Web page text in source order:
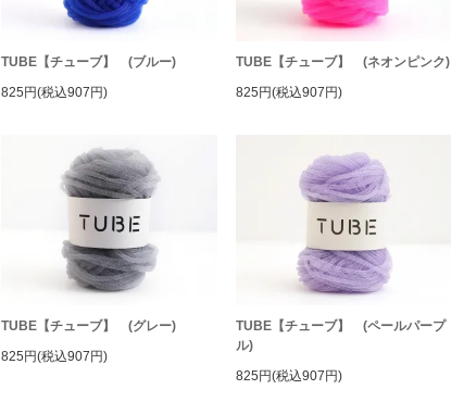
TUBE【チューブ】 (ブルー)
825円(税込907円)
TUBE【チューブ】 (ネオンピンク)
825円(税込907円)
TUBE【チューブ】 (グレー)
825円(税込907円)
TUBE【チューブ】 (ペールパープ
ル)
825円(税込907円)